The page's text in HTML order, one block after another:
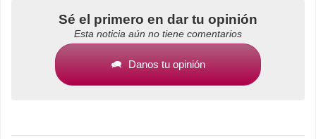
Sé el primero en dar tu opinión
Esta noticia aún no tiene comentarios
Danos tu opinión